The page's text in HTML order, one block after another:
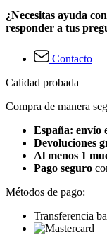
¿Necesitas ayuda
responder a tus
Contacto
Calidad probada
Compra de manera
España: envío
Devoluciones
Al menos 1
Pago seguro
Métodos de pago:
Transferencia